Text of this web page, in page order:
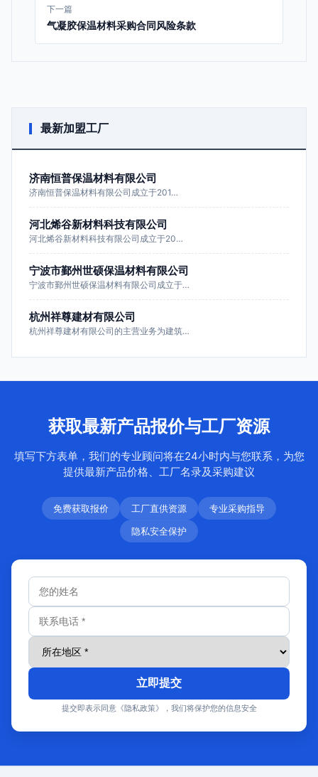
下一篇
气凝胶保温材料采购合同风险条款
最新加盟工厂
济南恒普保温材料有限公司
济南恒普保温材料有限公司成立于201…
河北烯谷新材料科技有限公司
河北烯谷新材料科技有限公司成立于20…
宁波市鄞州世硕保温材料有限公司
宁波市鄞州世硕保温材料有限公司成立于…
杭州祥尊建材有限公司
杭州祥尊建材有限公司的主营业务为建筑…
获取最新产品报价与工厂资源
填写下方表单，我们的专业顾问将在24小时内与您联系，为您
提供最新产品价格、工厂名录及采购建议
免费获取报价 工厂直供资源
专业采购指导
隐私安全保护
立即提交
提交即表示同意《隐私政策》，我们将保护您的信息安全